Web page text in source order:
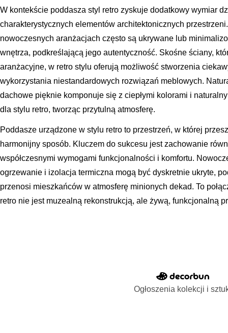
W kontekście poddasza styl retro zyskuje dodatkowy wymiar
charakterystycznych elementów architektonicznych
nowoczesnych aranżacjach często są ukrywane lub
wnętrza, podkreślającą jego autentyczność. Skośne ściany,
aranżacyjne, w retro stylu oferują możliwość stworzenia
wykorzystania niestandardowych rozwiązań meblowych.
dachowe pięknie komponuje się z ciepłymi kolorami i
dla stylu retro, tworząc przytulną atmosferę.
Poddasze urządzone w stylu retro to przestrzeń, w której
harmonijny sposób. Kluczem do sukcesu jest zachowanie
współczesnymi wymogami funkcjonalności i komfortu.
ogrzewanie i izolacja termiczna mogą być dyskretnie ukryte,
przenosi mieszkańców w atmosferę minionych dekad. To
retro nie jest muzealną rekonstrukcją, ale żywą, funkcjonalną
Ogłoszenia kolekcji i